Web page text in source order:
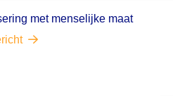
met menselijke maat